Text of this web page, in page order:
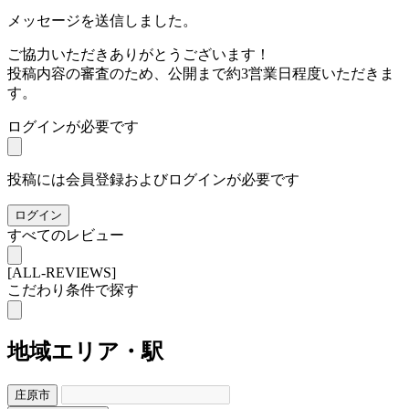
メッセージを送信しました。
ご協力いただきありがとうございます！
投稿内容の審査のため、公開まで約3営業日程度いただきま
す。
ログインが必要です
投稿には会員登録およびログインが必要です
ログイン
すべてのレビュー
[ALL-REVIEWS]
こだわり条件で探す
地域エリア・駅
庄原市